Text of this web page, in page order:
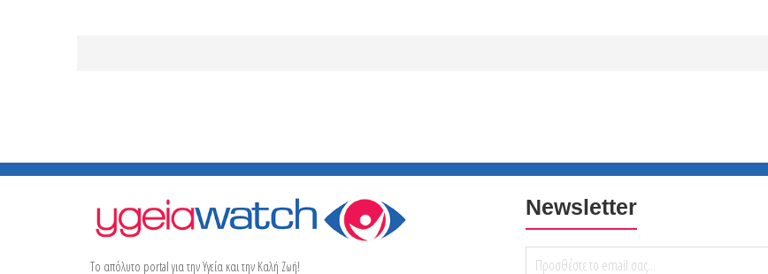
Το απόλυτο portal για την Υγεία και την Καλή Ζωή!
Newsletter